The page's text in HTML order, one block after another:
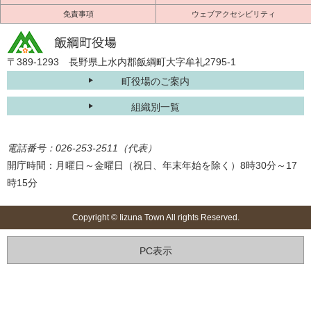
免責事項 ウェブアクセシビリティ
〒389-1293 長野県上水内郡飯綱町大字牟礼2795-1
町役場のご案内
組織別一覧
電話番号：026-253-2511（代表）
開庁時間：月曜日～金曜日（祝日、年末年始を除く）8時30分～17
時15分
Copyright © Iizuna Town All rights Reserved.
PC表示